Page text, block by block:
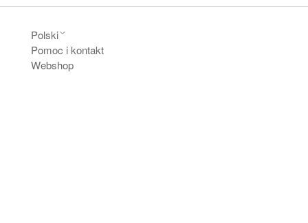
Polski
Pomoc i kontakt
Webshop